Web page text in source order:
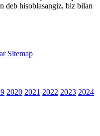
deb hisoblasangiz, biz bilan
Sitemap
2020 2021 2022 2023 2024